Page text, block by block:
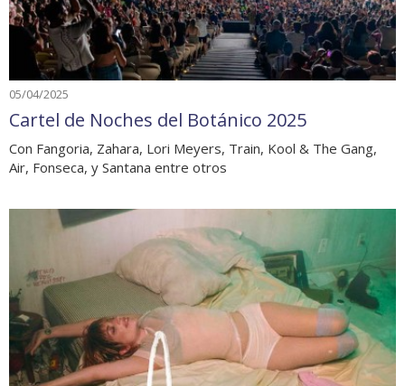
05/04/2025
Cartel de Noches del Botánico 2025
Con Fangoria, Zahara, Lori Meyers, Train, Kool & The Gang,
Air, Fonseca, y Santana entre otros